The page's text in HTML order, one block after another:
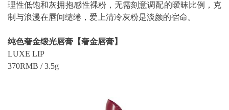
理性低饱和灰拥抱感性裸粉，无需刻意调配的暧昧比例，克
制与浪漫在唇间缱绻，爱上清冷灰粉是淡颜的宿命。
纯色奢金缎光唇膏【奢金唇膏】
LUXE LIP
370RMB / 3.5g